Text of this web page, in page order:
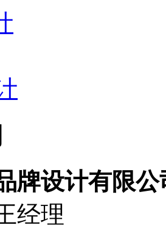
牌设计有限公
经理